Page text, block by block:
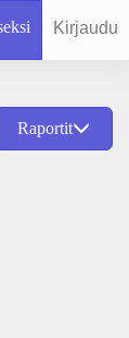
Kirjaudu
Raportit